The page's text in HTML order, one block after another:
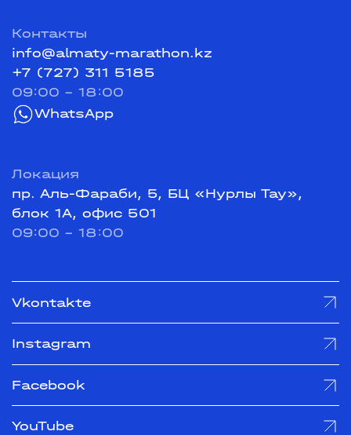
Контакты
info@almaty-marathon.kz
+7 (727) 311 5185
09:00 - 18:00
WhatsApp
Локация
пр. Аль-Фараби, 5, БЦ «Нурлы Тау»,
блок 1А, офис 501
09:00 - 18:00
Vkontakte
Instagram
Facebook
YouTube